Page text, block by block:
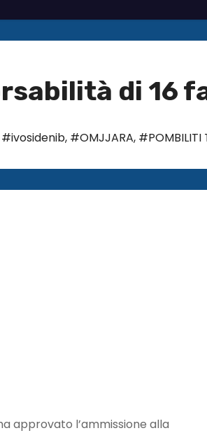
di 16
#ivosidenib, #OMJJARA, #POMBILITI
approvato l’ammissione alla